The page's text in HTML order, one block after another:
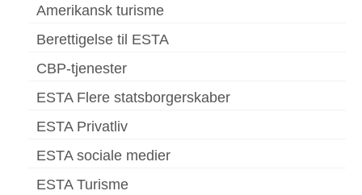
Amerikansk turisme
Berettigelse til ESTA
CBP-tjenester
ESTA Flere statsborgerskaber
ESTA Privatliv
ESTA sociale medier
ESTA Turisme